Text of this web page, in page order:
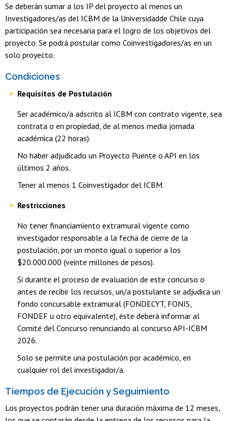
Se deberán sumar a los IP del proyecto al menos un
Investigadores/as del ICBM de la Universidadde Chile cuya
participación sea necesaria para el logro de los objetivos del
proyecto. Se podrá postular como Coinvestigadores/as en un
solo proyecto.
Condiciones
Requisitos de Postulación
Ser académico/a adscrito al ICBM con contrato vigente, sea
contrata o en propiedad, de al menos media jornada
académica (22 horas).
No haber adjudicado un Proyecto Puente o API en los
últimos 2 años.
Tener al menos 1 Coinvestigador del ICBM.
Restricciones
No tener financiamiento extramural vigente como
investigador responsable a la fecha de cierre de la
postulación, por un monto igual o superior a los
$20.000.000 (veinte millones de pesos).
Si durante el proceso de evaluación de este concurso o
antes de recibir los recursos, un/a postulante se adjudica un
fondo concursable extramural (FONDECYT, FONIS,
FONDEF u otro equivalente), éste deberá informar al
Comité del Concurso renunciando al concurso API-ICBM
2026.
Solo se permite una postulación por académico, en
cualquier rol del investigador/a.
Tiempos de Ejecución y Seguimiento
Los proyectos podrán tener una duración máxima de 12 meses,